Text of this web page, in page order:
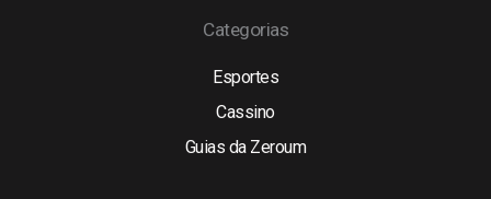
Categorias
Esportes
Cassino
Guias da Zeroum